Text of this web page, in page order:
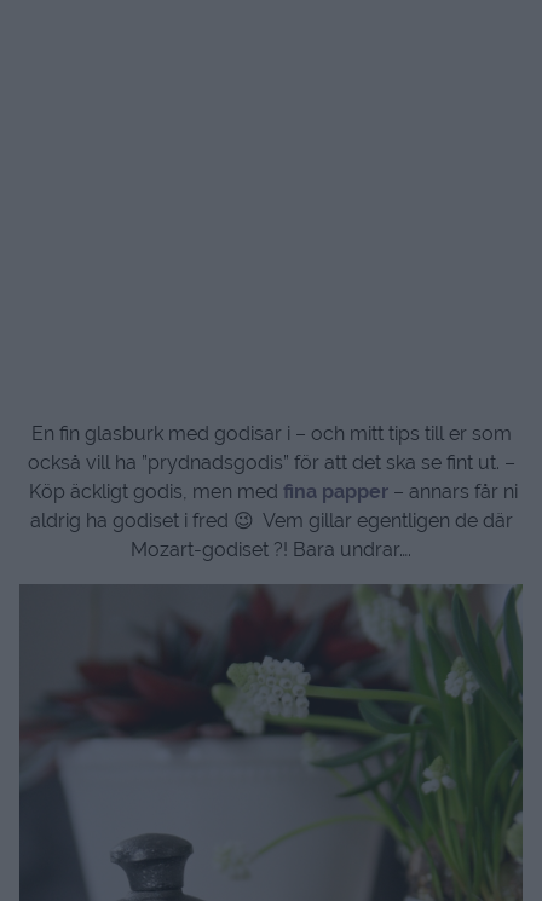
En fin glasburk med godisar i – och mitt tips till er som
också vill ha ”prydnadsgodis” för att det ska se fint ut. –
Köp äckligt godis, men med fina papper – annars får ni
aldrig ha godiset i fred 😉 Vem gillar egentligen de där
Mozart-godiset ?! Bara undrar….